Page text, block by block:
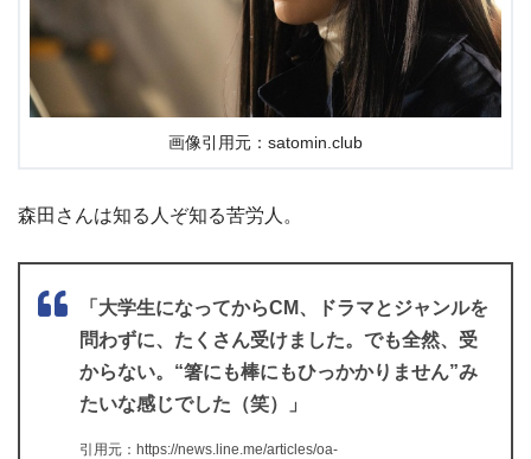
画像引用元：satomin.club
森田さんは知る人ぞ知る苦労人。
「大学生になってからCM、ドラマとジャンルを
問わずに、たくさん受けました。でも全然、受
からない。“箸にも棒にもひっかかりません”み
たいな感じでした（笑）」
引用元：https://news.line.me/articles/oa-